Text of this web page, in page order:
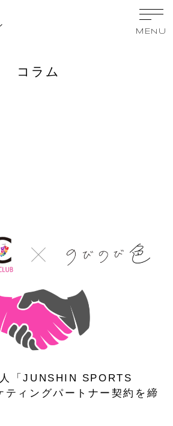
MENU
コラム
「JUNSHIN SPORTS
ティングパートナー契約を締